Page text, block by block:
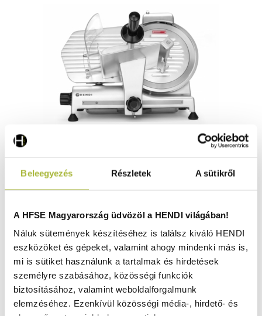
Beleegyezés Részletek A sütikről
A HFSE Magyarország üdvözöl a HENDI világában!
Náluk sütemények készítéséhez is találsz kiváló HENDI
eszközöket és gépeket, valamint ahogy mindenki más is,
mi is sütiket használunk a tartalmak és hirdetések
személyre szabásához, közösségi funkciók
biztosításához, valamint weboldalforgalmunk
elemzéséhez. Ezenkívül közösségi média-, hirdető- és
/ 320W – 485x420x(H)395 mm - HENDI 210000
205.050Ft
(161.457Ft+ ÁFA)
KOSÁRBA